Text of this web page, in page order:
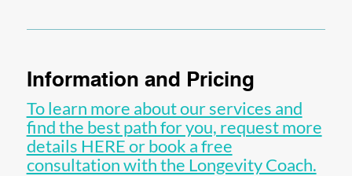
Information and Pricing
To learn more about our services and
find the best path for you, request more
details HERE or book a free
consultation with the Longevity Coach.